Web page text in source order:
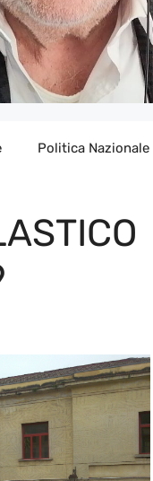
Politica Nazionale